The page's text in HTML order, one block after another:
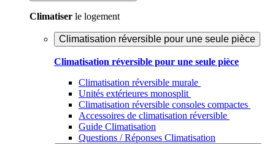
Climatiser le logement
Climatisation réversible pour une seule pièce
Climatisation réversible pour une seule pièce
Climatisation réversible murale
Unités extérieures monosplit
Climatisation réversible consoles compactes
Accessoires de climatisation réversible
Guide Climatisation
Questions / Réponses Climatisation